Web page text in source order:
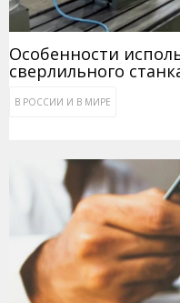
Особенности
сверлильного
В РОССИИ И В МИРЕ